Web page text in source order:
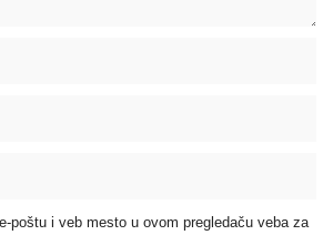
poštu i veb mesto u ovom pregledaču veba za